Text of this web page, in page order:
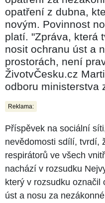
opatření z dubna,
novým. Povinnost
platí. "Zpráva, která
nosit ochranu úst a
prostorách, není
ŽivotvČesku.cz
odboru ministerstva
Reklama:
Příspěvek na sociální
nevědomosti sdílí, tvrdí,
respirátorů ve všech
nachází v rozsudku
který v rozsudku
úst a nosu za